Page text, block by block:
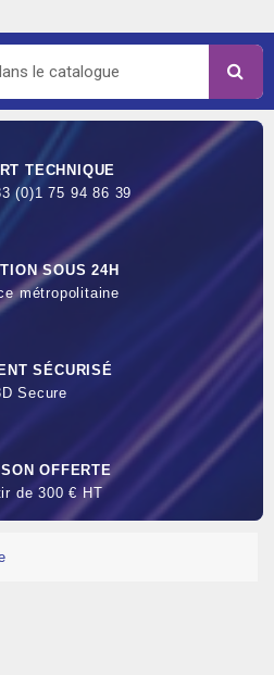
TECHNIQUE
(0)1 75 94 86 39
SOUS 24H
métropolitaine
SÉCURISÉ
Secure
OFFERTE
de 300 € HT